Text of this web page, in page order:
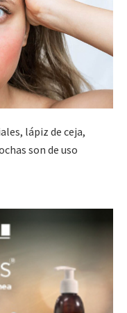
lápiz de ceja,
son de uso